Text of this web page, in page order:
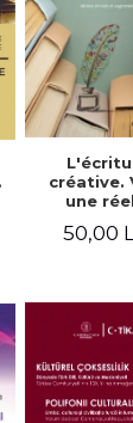
créative.
une
l'apprenant,
50,00